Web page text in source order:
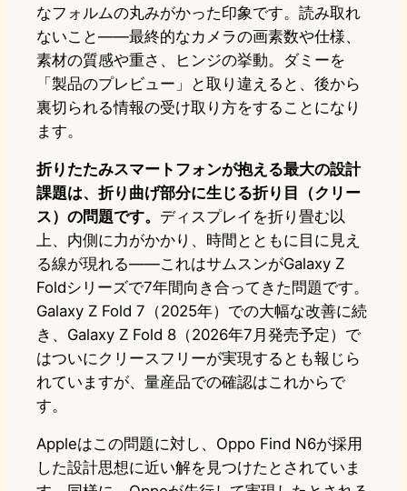
なフォルムの丸みがかった印象です。読み取れ
ないこと——最終的なカメラの画素数や仕様、
素材の質感や重さ、ヒンジの挙動。ダミーを
「製品のプレビュー」と取り違えると、後から
裏切られる情報の受け取り方をすることになり
ます。
折りたたみスマートフォンが抱える最大の設計
課題は、折り曲げ部分に生じる折り目（クリー
ス）の問題です。 ディスプレイを折り畳む以
上、内側に力がかかり、時間とともに目に見え
る線が現れる——これはサムスンがGalaxy Z
Foldシリーズで7年間向き合ってきた問題です。
Galaxy Z Fold 7（2025年）での大幅な改善に続
き、Galaxy Z Fold 8（2026年7月発売予定）で
はついにクリースフリーが実現するとも報じら
れていますが、量産品での確認はこれからで
す。
Appleはこの問題に対し、Oppo Find N6が採用
した設計思想に近い解を見つけたとされていま